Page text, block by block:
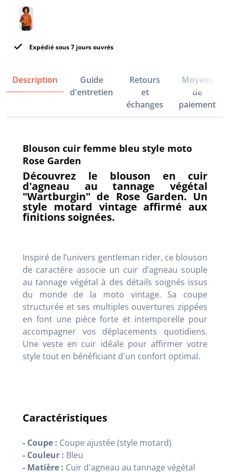
Expédié sous 7 jours ouvrés
Description
Guide
d'entretien
Retours
et
échanges
Moyens
de
paiement
Blouson cuir femme bleu style moto
Rose Garden
Découvrez le blouson en cuir
d'agneau au tannage végétal
"Wartburgin" de Rose Garden. Un
style motard vintage affirmé aux
finitions soignées.
Inspiré de l’univers gentleman rider, ce blouson
de caractère associe un cuir d’agneau souple
au tannage végétal à des détails soignés issus
du monde de la moto vintage. Sa coupe
structurée et ses multiples ouvertures zippées
en font une pièce forte et intemporelle pour
accompagner vos déplacements quotidiens.
Une veste en cuir idéale pour affirmer votre
style tout en bénéficiant d'un confort optimal.
Caractéristiques
- Coupe : Coupe ajustée (style motard)
- Couleur : Bleu
- Matière : Cuir d'agneau au tannage végétal